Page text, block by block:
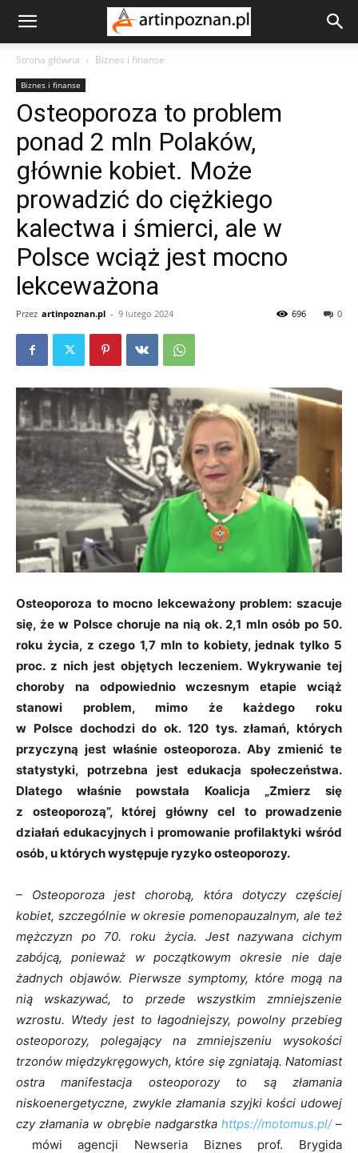
Strona główna Biznes i finanse
Biznes i finanse
Osteoporoza to problem
ponad 2 mln Polaków,
głównie kobiet. Może
prowadzić do ciężkiego
kalectwa i śmierci, ale w
Polsce wciąż jest mocno
lekceważona
Przez artinpoznan.pl - 9 lutego 2024 0
696
Osteoporoza to mocno lekceważony problem: szacuje
się, że w Polsce choruje na nią ok. 2,1 mln osób po 50.
roku życia, z czego 1,7 mln to kobiety, jednak tylko 5
proc. z nich jest objętych leczeniem. Wykrywanie tej
choroby na odpowiednio wczesnym etapie wciąż
stanowi problem, mimo że każdego roku
w Polsce dochodzi do ok. 120 tys. złamań, których
przyczyną jest właśnie osteoporoza. Aby zmienić te
statystyki, potrzebna jest edukacja społeczeństwa.
Dlatego właśnie powstała Koalicja „Zmierz się
z osteoporozą”, której główny cel to prowadzenie
działań edukacyjnych i promowanie profilaktyki wśród
osób, u których występuje ryzyko osteoporozy.
– Osteoporoza jest chorobą, która dotyczy częściej
kobiet, szczególnie w okresie pomenopauzalnym, ale też
mężczyzn po 70. roku życia. Jest nazywana cichym
zabójcą, ponieważ w początkowym okresie nie daje
żadnych objawów. Pierwsze symptomy, które mogą na
nią wskazywać, to przede wszystkim zmniejszenie
wzrostu. Wtedy jest to łagodniejszy, powolny przebieg
osteoporozy, polegający na zmniejszeniu wysokości
trzonów międzykręgowych, które się zgniatają. Natomiast
ostra manifestacja osteoporozy to są złamania
niskoenergetyczne, zwykle złamania szyjki kości udowej
czy złamania w obrębie nadgarstka https://motomus.pl/ –
mówi agencji Newseria Biznes prof. Brygida